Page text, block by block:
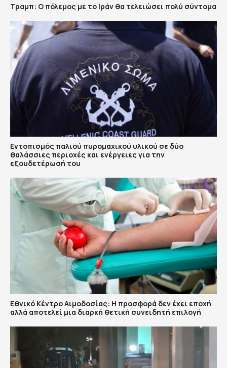
Τραμπ: Ο πόλεμος με το Ιράν θα τελειώσει πολύ σύντομα
Εντοπισμός παλιού πυρομαχικού υλικού σε δύο
θαλάσσιες περιοχές και ενέργειες για την
εξουδετέρωσή του
Εθνικό Κέντρο Αιμοδοσίας: H προσφορά δεν έχει εποχή
αλλά αποτελεί μια διαρκή θετική συνειδητή επιλογή